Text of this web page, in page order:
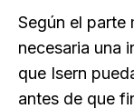
Según el parte
necesaria una
que Isern
antes de que